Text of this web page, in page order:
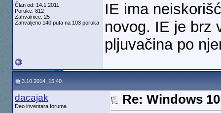
Član od: 14.1.2011.
Poruke: 812
Zahvalnice: 25
Zahvaljeno 140 puta na 103 poruka
IE ima
novog. IE je brz
pljuvačina po
3.10.2014, 15:40
dacajak
Deo inventara foruma
Re: Windows 10